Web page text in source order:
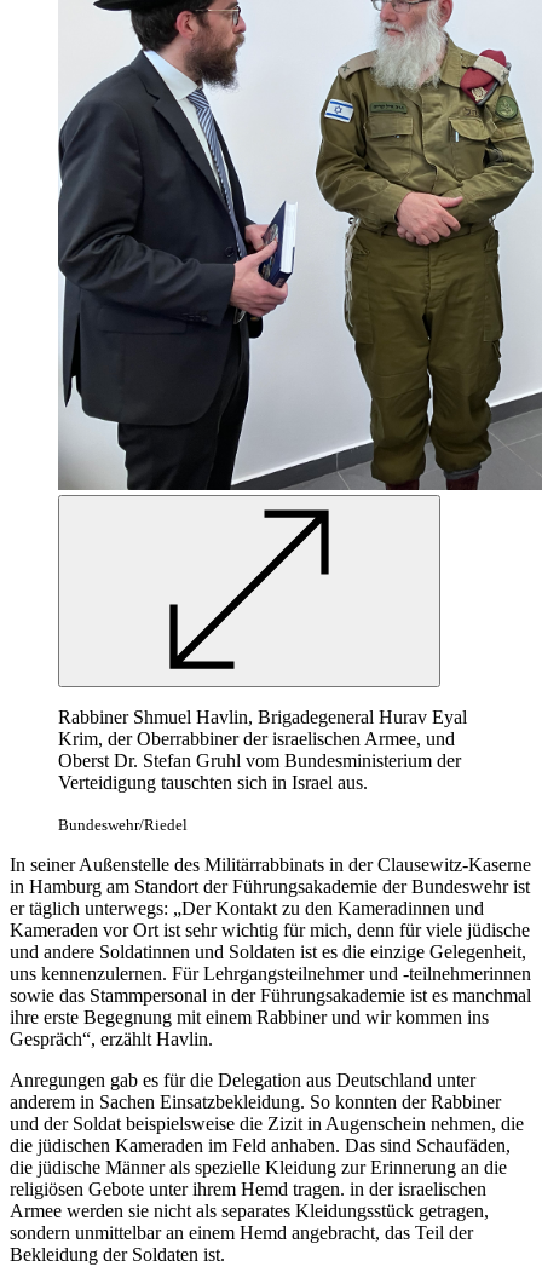
Rabbiner Shmuel Havlin, Brigadegeneral Hurav Eyal
Krim, der Oberrabbiner der israelischen Armee, und
Oberst Dr. Stefan Gruhl vom Bundesministerium der
Verteidigung tauschten sich in Israel aus.
Bundeswehr/Riedel
In seiner Außenstelle des Militärrabbinats in der Clausewitz-Kaserne
in Hamburg am Standort der Führungsakademie der Bundeswehr ist
er täglich unterwegs: „Der Kontakt zu den Kameradinnen und
Kameraden vor Ort ist sehr wichtig für mich, denn für viele jüdische
und andere Soldatinnen und Soldaten ist es die einzige Gelegenheit,
uns kennenzulernen. Für Lehrgangsteilnehmer und -teilnehmerinnen
sowie das Stammpersonal in der Führungsakademie ist es manchmal
ihre erste Begegnung mit einem Rabbiner und wir kommen ins
Gespräch“, erzählt Havlin.
Anregungen gab es für die Delegation aus Deutschland unter
anderem in Sachen Einsatzbekleidung. So konnten der Rabbiner
und der Soldat beispielsweise die Zizit in Augenschein nehmen, die
die jüdischen Kameraden im Feld anhaben. Das sind Schaufäden,
die jüdische Männer als spezielle Kleidung zur Erinnerung an die
religiösen Gebote unter ihrem Hemd tragen. in der israelischen
Armee werden sie nicht als separates Kleidungsstück getragen,
sondern unmittelbar an einem Hemd angebracht, das Teil der
Bekleidung der Soldaten ist.